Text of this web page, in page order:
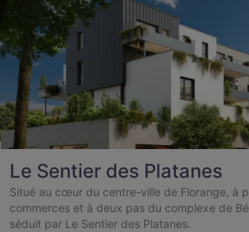
Le Sentier des Platanes
Situé au cœur du centre-ville de Florange, à
commerces et à deux pas du complexe de
séduit par Le Sentier des Platanes.